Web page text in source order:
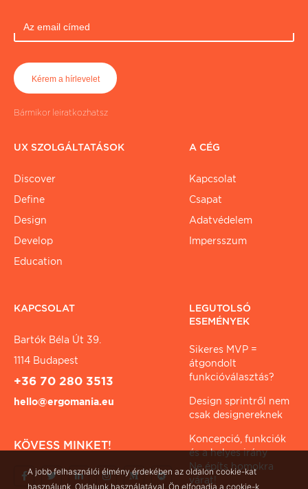
Bármikor leiratkozhatsz
UX SZOLGÁLTATÁSOK
Discover
Define
Design
Develop
Education
A CÉG
Kapcsolat
Csapat
Adatvédelem
Impersszum
KAPCSOLAT
Bartók Béla Út 39.
1114 Budapest
+36 70 280 3513
hello@ergomania.eu
KÖVESS MINKET!
LEGUTOLSÓ
ESEMÉNYEK
Sikeres MVP =
átgondolt
funkcióválasztás?
Design sprintről nem
csak designereknek
Koncepció, funkciók
és a helyes irány
Ne építs homokra
várat!
A jobb felhasználói élmény érdekében az oldalon cookie-kat
használunk. Oldalunk használatával, Ön elfogadja a cookie-k